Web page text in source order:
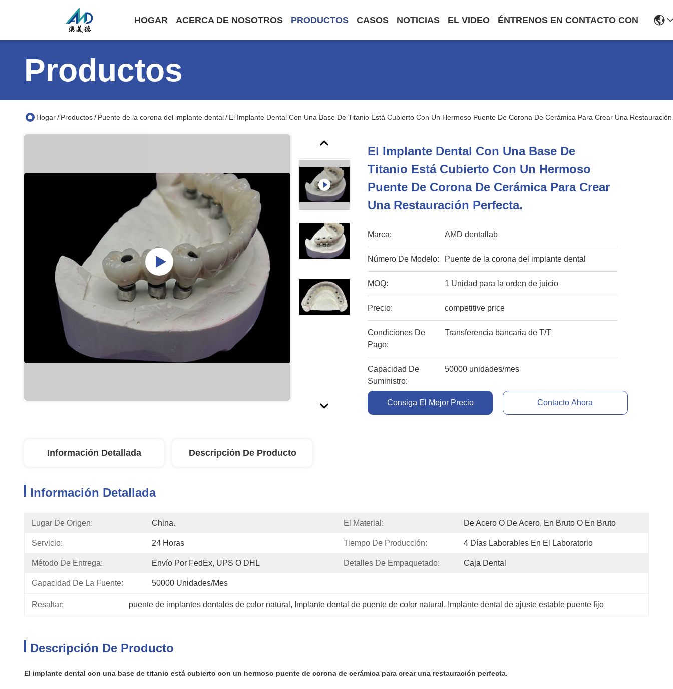
HOGAR ACERCA DE NOSOTROS PRODUCTOS CASOS NOTICIAS EL VIDEO ÉNTRENOS EN CONTACTO CON
Productos
Hogar/ Productos/ Puente de la corona del implante dental/ El Implante Dental Con Una Base De Titanio Está Cubierto Con Un Hermoso Puente De Corona De Cerámica Para Crear Una
El Implante Dental Con Una Base De
Titanio Está Cubierto Con Un Hermoso
Puente De Corona De Cerámica Para Crear
Una Restauración Perfecta.
Marca: AMD dentallab
Número De Modelo: Puente de la corona del implante dental
MOQ: 1 Unidad para la orden de juicio
Precio: competitive price
Condiciones De
Pago:
Transferencia bancaria de T/T
Capacidad De
Suministro:
50000 unidades/mes
Consiga El Mejor Precio Contacto Ahora
Información Detallada Descripción De Producto
Información Detallada
Lugar De Origen: China. El Material: De Acero O De Acero, En Bruto O En Bruto
Servicio: 24 Horas Tiempo De Producción: 4 Días Laborables En El Laboratorio
Método De Entrega: Envío Por FedEx, UPS O DHL Detalles De Empaquetado: Caja Dental
Capacidad De La Fuente: 50000 Unidades/mes
Resaltar: puente de implantes dentales de color natural , Implante dental de puente de color natural , Implante dental de ajuste estable puente fijo
Descripción De Producto
El implante dental con una base de titanio está cubierto con un hermoso puente de corona de cerámica para crear una restauración perfecta.